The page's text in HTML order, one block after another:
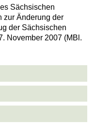
Sächsischen
zur Änderung der
der Sächsischen
November 2007 (MBl.